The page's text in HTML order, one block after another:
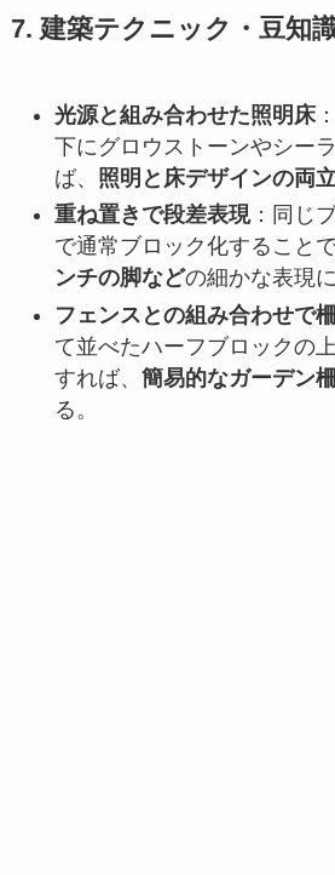
7. 建築テクニック・豆知
光源と組み合わせた照明床
下にグロウストーンやシー
ば、 照明と床デザインの両立
重ね置きで段差表現：同じ
で通常ブロック化することで
ンチの脚などの細かな表現
フェンスとの組み合わせで
て並べたハーフブロックの
すれば、 簡易的なガーデン
る。